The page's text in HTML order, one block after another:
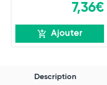
7,36€
Ajouter
Description